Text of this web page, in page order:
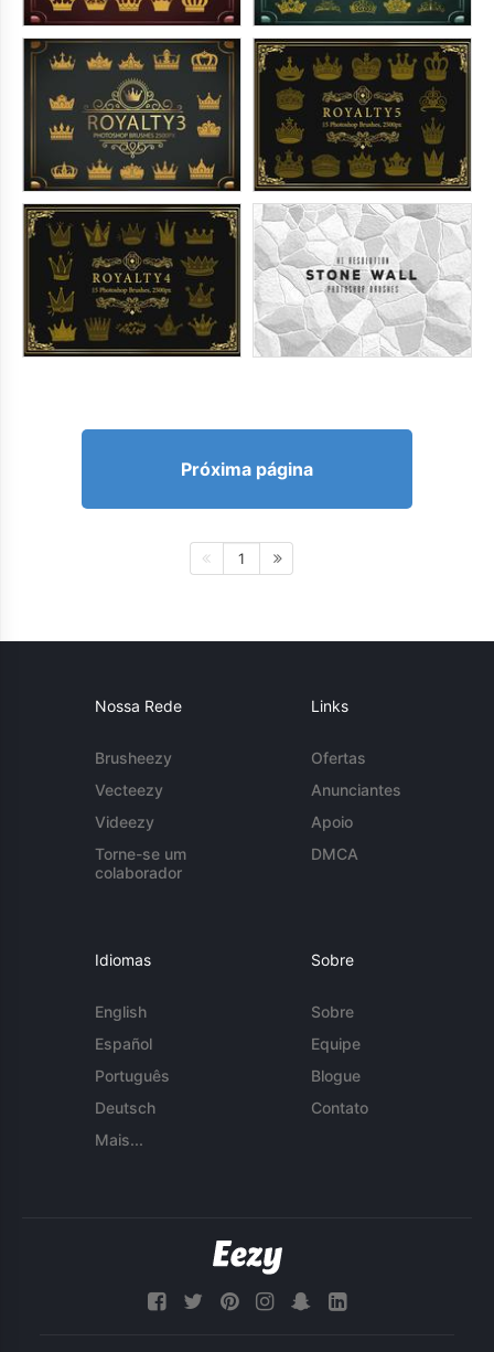
Próxima página
1
Nossa Rede
Brusheezy
Vecteezy
Videezy
Torne-se um
colaborador
Links
Ofertas
Anunciantes
Apoio
DMCA
Idiomas
English
Español
Português
Deutsch
Mais...
Sobre
Sobre
Equipe
Blogue
Contato